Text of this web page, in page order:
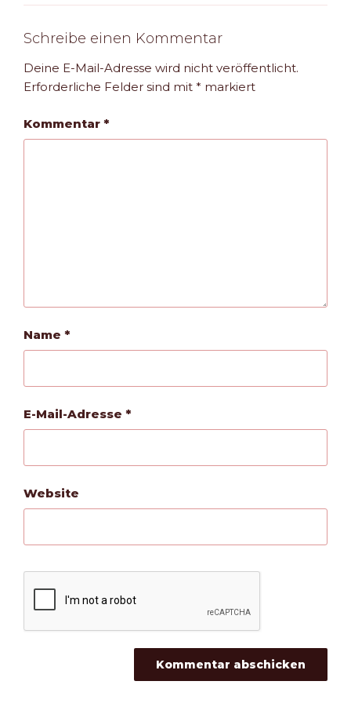
Schreibe einen Kommentar
Deine E-Mail-Adresse wird nicht veröffentlicht.
Erforderliche Felder sind mit * markiert
Kommentar *
Name *
E-Mail-Adresse *
Website